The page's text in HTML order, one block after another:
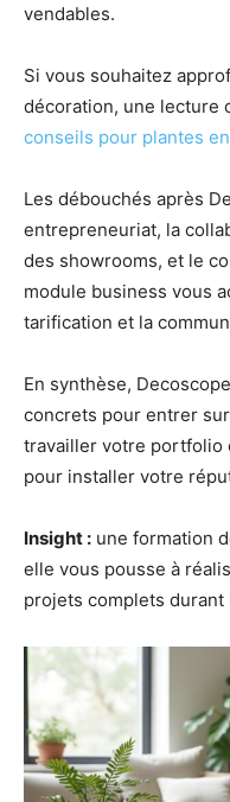
vendables.
Si vous souhaitez
décoration, une lecture
conseils pour plantes
Les débouchés après
entrepreneuriat, la
des showrooms, et le
module business vous
tarification et la
En synthèse,
concrets pour entrer
travailler votre portfolio
pour installer votre
Insight : une formation
elle vous pousse à
projets complets durant